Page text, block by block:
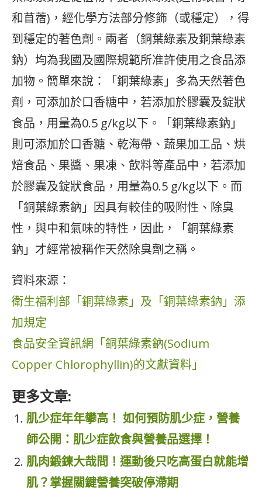
和苜蓿)，經化學方法部分修飾（或穩定），得
到穩定的著色劑。兩者（銅葉綠素及銅葉綠素
鈉）均為我國及國際規範所准許使用之食品添
加物。簡單來說：「銅葉綠素」多為天然著色
劑，可添加於口香糖中，若添加於膠囊及錠狀
食品，用量為0.5 g/kg以下。「銅葉綠素鈉」
則可添加於口香糖、乾海帶、蔬果加工品、烘
焙食品、果醬、果凍、飲料等產品中，若添加
於膠囊及錠狀食品，用量為0.5 g/kg以下。而
「銅葉綠素鈉」因具有較佳的吸附性、除臭
性，與中和氣味的特性，因此，「銅葉綠素
鈉」才經常被稱作天然除臭劑之稱。
資料來源：
衛生福利部「銅葉綠素」及「銅葉綠素鈉」添
加規定
食品安全資訊網「銅葉綠素鈉(Sodium
Copper Chlorophyllin)的文獻資料」
更多文章:
肌少症年年攀高！ 如何預防肌少症，營養
師公開：肌少症飲食與營養品選擇！
肌肉鍛鍊大哉問！運動後只吃高蛋白就能增
肌？掌握關鍵營養突破停滯期